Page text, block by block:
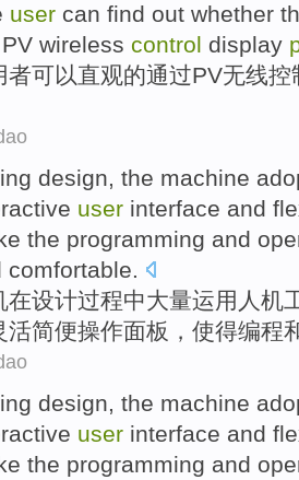
user can find out whether
PV wireless control display
者可以直观的通过PV无线控
design, the machine
user interface and
the programming and
comfortable.
在设计过程中大量运用 人机
活简便操作面板 ， 使得编程
design, the machine
user interface and
the programming and